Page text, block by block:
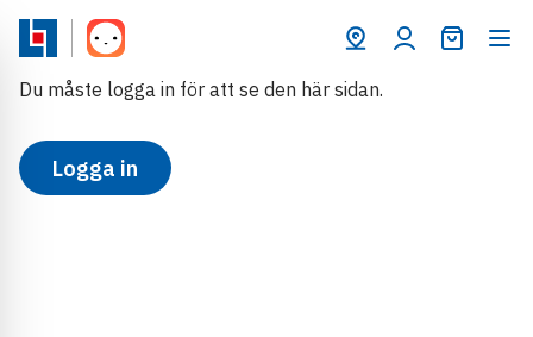
Du måste logga in för att se den här sidan.
Logga in